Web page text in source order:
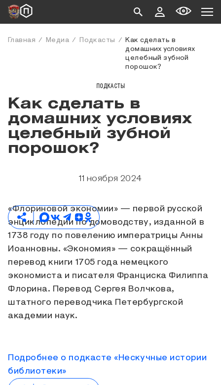
Главная Медиа Подкасты
Как сделать в
домашних условиях
целебный зубной
порошок?
ПОДКАСТЫ
Как сделать в
домашних условиях
целебный зубной
порошок?
11 ноября 2024
«Флориновой экономии» — первой русской
энциклопедии по домоводству, изданной в
1738 году по повелению императрицы Анны
Иоанновны. «Экономия» — сокращённый
перевод книги 1705 года немецкого
экономиста и писателя Франциска Филиппа
Флорина. Перевод Сергея Волчкова,
штатного переводчика Петербургской
академии наук.
Подробнее о подкасте «Нескучные истории
библиотеки»